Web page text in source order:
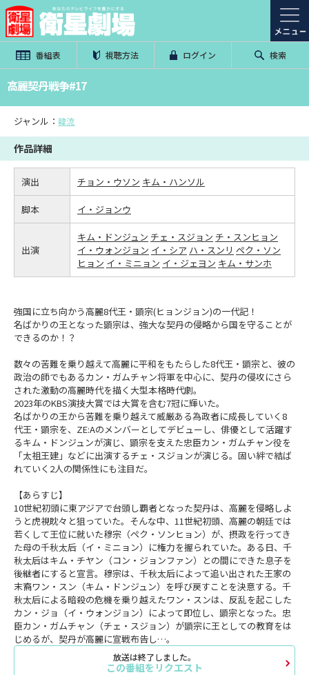
番組表 視聴方法 ログイン 検索
高麗契丹戦争#17
ジャンル： 韓流
作品詳細
演出 チョン・ウソン キム・ハンソル
脚本 イ・ジョンウ
出演
キム・ドンジュン チェ・スジョン チ・スンヒョン
イ・ウォンジョン イ・シア ハ・スンリ ペク・ソン
ヒョン イ・ミニョン イ・ジェヨン キム・サンホ
強国に立ち向かう高麗8代王・顕宗(ヒョンジョン)の一代記！
名ばかりの王となった顕宗は、強大な契丹の侵略から国を守ることが
できるのか！？
数々の苦難を乗り越えて高麗に平和をもたらした8代王・顕宗と、彼の
政治の師でもあるカン・ガムチャン将軍を中心に、契丹の侵攻にさら
された激動の高麗時代を描く大型本格時代劇。
2023年のKBS演技大賞では大賞を含む7冠に輝いた。
名ばかりの王から苦難を乗り越えて威厳ある為政者に成長していく8
代王・顕宗を、ZE:Aのメンバーとしてデビューし、俳優として活躍す
るキム・ドンジュンが演じ、顕宗を支えた忠臣カン・ガムチャン役を
「太祖王建」などに出演するチェ・スジョンが演じる。固い絆で結ば
れていく2人の関係性にも注目だ。
【あらすじ】
10世紀初頭に東アジアで台頭し覇者となった契丹は、高麗を侵略しよ
うと虎視眈々と狙っていた。そんな中、11世紀初頭、高麗の朝廷では
若くして王位に就いた穆宗（ペク・ソンヒョン）が、摂政を行ってき
た母の千秋太后（イ・ミニョン）に権力を握られていた。ある日、千
秋太后はキム・チヤン（コン・ジョンファン）との間にできた息子を
後継者にすると宣言。穆宗は、千秋太后によって追い出された王家の
末裔ワン・スン（キム・ドンジュン）を呼び戻すことを決意する。千
秋太后による暗殺の危機を乗り越えたワン・スンは、反乱を起こした
カン・ジョ（イ・ウォンジョン）によって即位し、顕宗となった。忠
臣カン・ガムチャン（チェ・スジョン）が顕宗に王としての教育をは
じめるが、契丹が高麗に宣戦布告し…。
放送は終了しました。
この番組をリクエスト